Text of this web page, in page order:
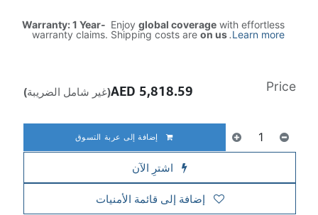
Warranty: 1 Year- Enjoy global coverage with effortless
warranty claims. Shipping costs are on us.Learn more
إضافة إلى عربة التسوق
اشترِ الآن
إضافة إلى قائمة الأمنيات
Price
5,818.59 (غير شامل الضريبة)